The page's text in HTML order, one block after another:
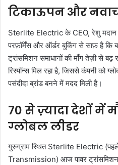
टिकाऊपन और
Sterlite Electric के CEO, रेशु मदान
परफ़ॉर्मेंस और ऑर्डर बुकिंग से साफ़ है कि
ट्रांसमिशन समाधानों की माँग तेज़ी से बढ़
रिस्पॉन्स मिल रहा है, जिससे कंपनी को
पसंदीदा ब्रांड बनने में मदद मिली है।
70 से ज़्यादा देशों में
ग्लोबल लीडर
गुरुग्राम स्थित Sterlite Electric
Transmission) आज पावर